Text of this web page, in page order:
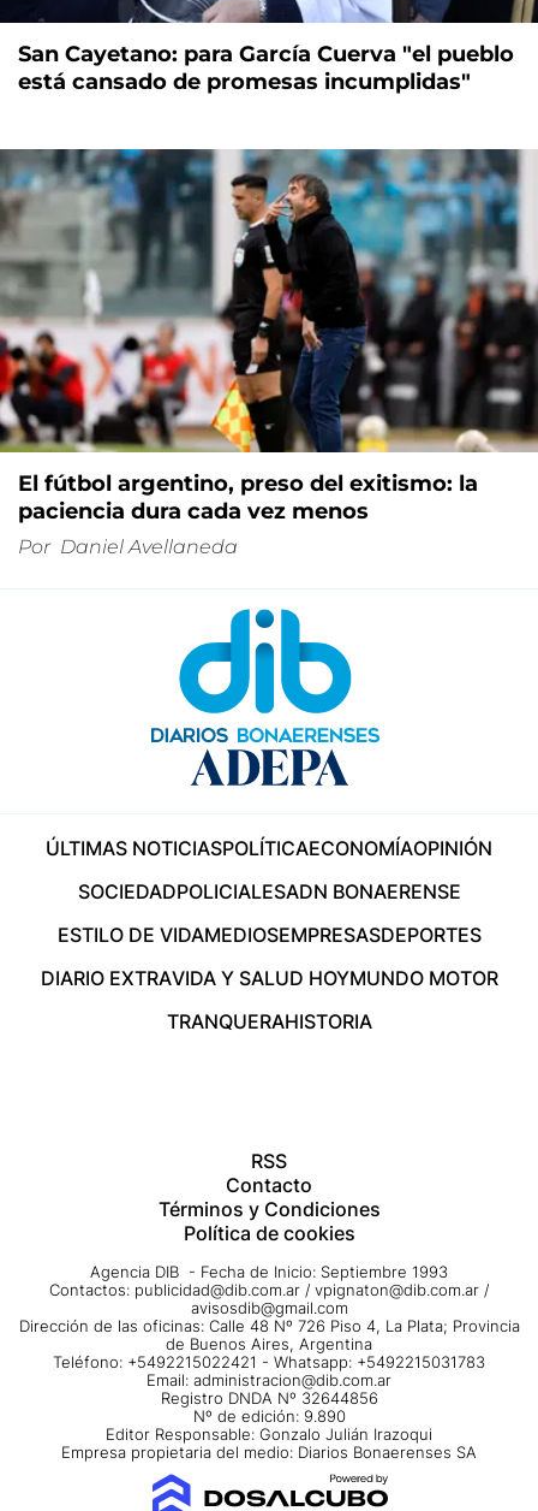
San Cayetano: para García Cuerva "el pueblo
está cansado de promesas incumplidas"
El fútbol argentino, preso del exitismo: la
paciencia dura cada vez menos
Por Daniel Avellaneda
ÚLTIMAS NOTICIASPOLÍTICAECONOMÍAOPINIÓN
SOCIEDADPOLICIALESADN BONAERENSE
ESTILO DE VIDAMEDIOSEMPRESASDEPORTES
DIARIO EXTRAVIDA Y SALUD HOYMUNDO MOTOR
TRANQUERAHISTORIA
RSS
Contacto
Términos y Condiciones
Política de cookies
Agencia DIB - Fecha de Inicio: Septiembre 1993
Contactos: publicidad@dib.com.ar / vpignaton@dib.com.ar /
avisosdib@gmail.com
Dirección de las oficinas: Calle 48 Nº 726 Piso 4, La Plata; Provincia
de Buenos Aires, Argentina
Teléfono: +5492215022421 - Whatsapp: +5492215031783
Email: administracion@dib.com.ar
Registro DNDA Nº 32644856
Nº de edición: 9.890
Editor Responsable: Gonzalo Julián Irazoqui
Empresa propietaria del medio: Diarios Bonaerenses SA